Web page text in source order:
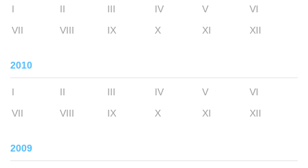
I II III IV V
VI
VII
VIII IX X XI XII
2010
I II III IV V
VI
VII
VIII IX X XI XII
2009